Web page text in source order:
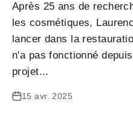
Après 25 ans de
les cosmétiques,
lancer dans la
n'a pas fonctionné
projet...
15 avr. 2025